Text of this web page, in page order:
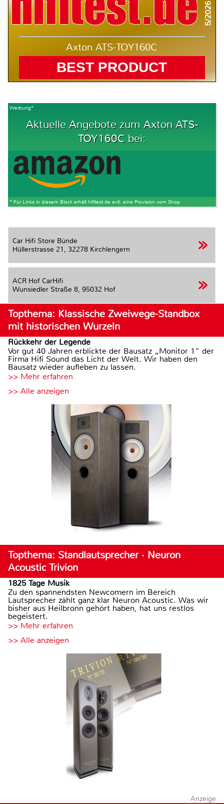
5/2026
Axton ATS-TOY160C
BEST PRODUCT
Werbung*
Aktuelle Angebote zum Axton ATS-
TOY160C bei:
* Für Links in diesem Block erhält hifitest.de evtl. eine Provision vom Shop
Car Hifi Store Bünde
Hüllerstrasse 21, 32278 Kirchlengern
ACR Hof CarHifi
Wunsiedler Straße 8, 95032 Hof
Topthema: Klassische Zweiwege-Standbox
mit historischen Wurzeln
Rückkehr der Legende
Vor gut 40 Jahren erblickte der Bausatz „Monitor 1“ der
Firma Hifi Sound das Licht der Welt. Wir haben den
Bausatz wieder aufleben zu lassen.
>> Mehr erfahren
>> Alle anzeigen
Topthema: Standlautsprecher · Neuron
Acoustic Trivion
1825 Tage Musik
Zu den spannendsten Newcomern im Bereich
Lautsprecher zählt ganz klar Neuron Acoustic. Was wir
bisher aus Heilbronn gehört haben, hat uns restlos
begeistert.
>> Mehr erfahren
>> Alle anzeigen
Anzeige